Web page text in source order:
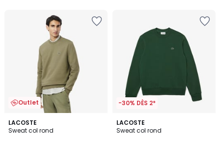
Outlet
LACOSTE
Sweat col rond
4,5
/ 5
3
Couleurs
-30% DÈS 2*
LACOSTE
Sweat col rond
4,5
/ 5
8
Couleurs